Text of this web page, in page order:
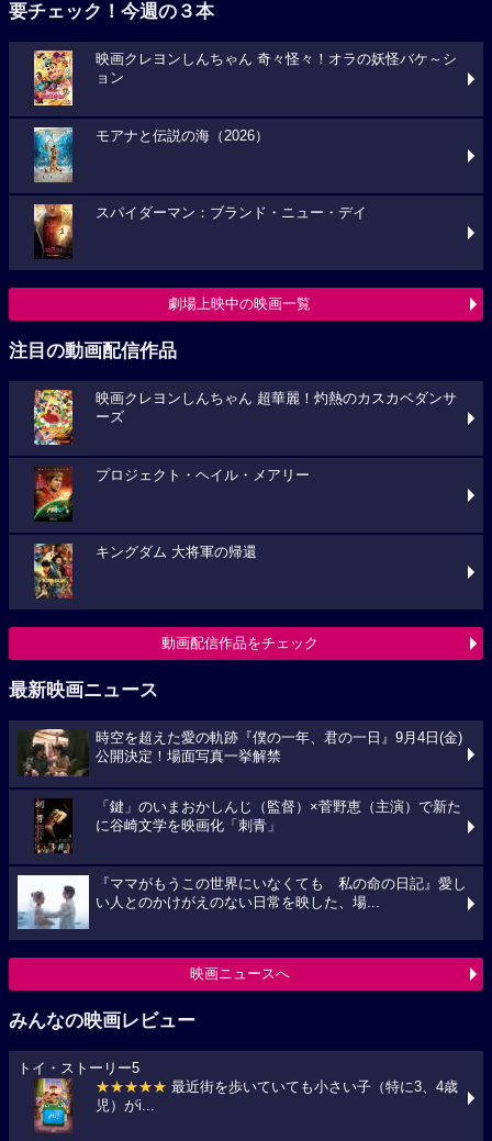
要チェック！今週の３本
映画クレヨンしんちゃん 奇々怪々！オラの妖怪バケ～シ
ョン
モアナと伝説の海（2026）
スパイダーマン：ブランド・ニュー・デイ
劇場上映中の映画一覧
注目の動画配信作品
映画クレヨンしんちゃん 超華麗！灼熱のカスカベダンサ
ーズ
プロジェクト・ヘイル・メアリー
キングダム 大将軍の帰還
動画配信作品をチェック
最新映画ニュース
時空を超えた愛の軌跡『僕の一年、君の一日』9月4日(金)
公開決定！場面写真一挙解禁
「鍵」のいまおかしんじ（監督）×菅野恵（主演）で新た
に谷崎文学を映画化「刺青」
『ママがもうこの世界にいなくても 私の命の日記』愛し
い人とのかけがえのない日常を映した、場...
映画ニュースへ
みんなの映画レビュー
トイ・ストーリー5
★★★★★ 最近街を歩いていても小さい子（特に3、4歳
児）がi...